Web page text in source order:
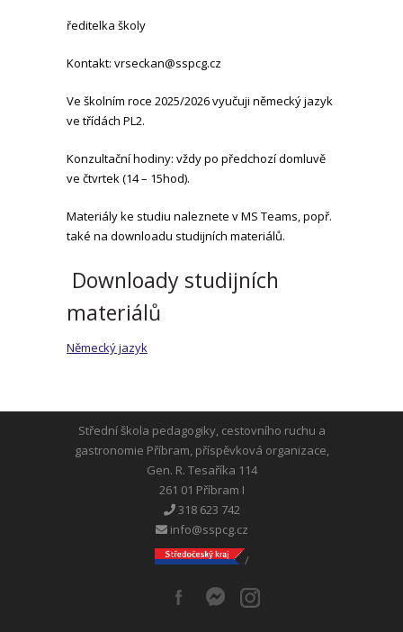
ředitelka školy
Kontakt: vrseckan@sspcg.cz
Ve školním roce 2025/2026 vyučuji německý jazyk
ve třídách PL2.
Konzultační hodiny: vždy po předchozí domluvě
ve čtvrtek (14 – 15hod).
Materiály ke studiu naleznete v MS Teams, popř.
také na downloadu studijních materiálů.
Downloady studijních
materiálů
Německý jazyk
Střední škola pedagogiky, cestovního ruchu a
gastronomie Příbram, příspěvková organizace,
Gen. R. Tesaříka 114
261 01 Příbram I
318 623 742
info@sspcg.cz
/